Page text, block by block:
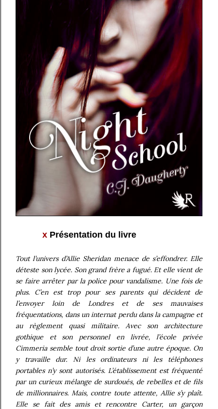
x Présentation du livre
Tout l’univers d’Allie Sheridan menace de s’effondrer. Elle
déteste son lycée. Son grand frère a fugué. Et elle vient de
se faire arrêter par la police pour vandalisme. Une fois de
plus. C’en est trop pour ses parents qui décident de
l’envoyer loin de Londres et de ses mauvaises
fréquentations, dans un internat perdu dans la campagne et
au règlement quasi militaire. Avec son architecture
gothique et son personnel en livrée, l’école privée
Cimmeria semble tout droit sortie d’une autre époque. On
y travaille dur. Ni les ordinateurs ni les téléphones
portables n’y sont autorisés. L’établissement est fréquenté
par un curieux mélange de surdoués, de rebelles et de fils
de millionnaires. Mais, contre toute attente, Allie s’y plaît.
Elle se fait des amis et rencontre Carter, un garçon